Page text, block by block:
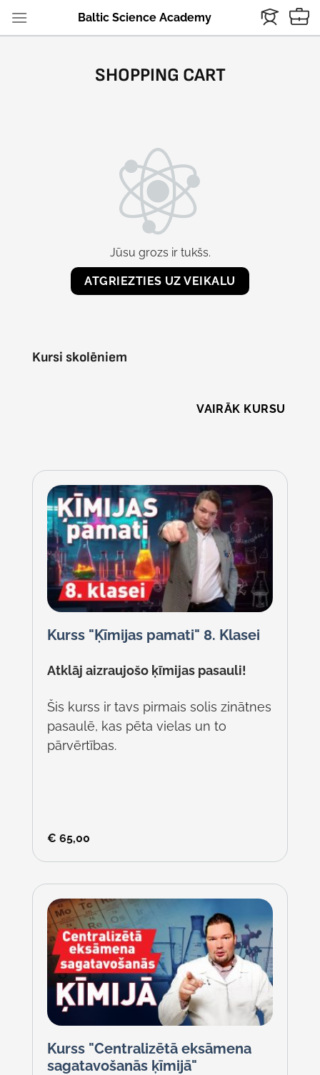
Baltic Science Academy
SHOPPING CART
Jūsu grozs ir tukšs.
ATGRIEZTIES UZ VEIKALU
Kursi skolēniem
VAIRĀK KURSU
Kurss "Ķīmijas pamati" 8. Klasei
Atklāj aizraujošo ķīmijas pasauli!
Šis kurss ir tavs pirmais solis zinātnes
pasaulē, kas pēta vielas un to
pārvērtības.
€ 65,00
Kurss "Centralizētā eksāmena
sagatavošanās ķīmijā"